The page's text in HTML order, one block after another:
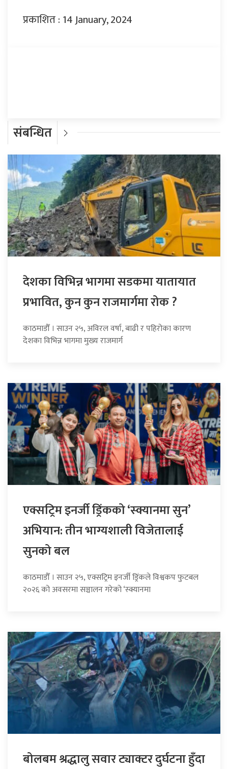
प्रकाशित : 14 January, 2024
संबन्धित
देशका विभिन्न भागमा सडकमा यातायात
प्रभावित, कुन कुन राजमार्गमा रोक ?
काठमाडौँ । साउन २५, अविरल वर्षा, बाढी र पहिरोका कारण
देशका विभिन्न भागमा मुख्य राजमार्ग
एक्सट्रिम इनर्जी ड्रिंकको ‘स्क्यानमा सुन’
अभियान: तीन भाग्यशाली विजेतालाई
सुनको बल
काठमाडौँ । साउन २५, एक्सट्रिम इनर्जी ड्रिंकले विश्वकप फुटबल
२०२६ को अवसरमा सञ्चालन गरेको ‘स्क्यानमा
बोलबम श्रद्धालु सवार ट्याक्टर दुर्घटना हुँदा